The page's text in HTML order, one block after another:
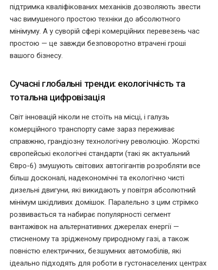
підтримка кваліфікованих механіків дозволяють звести
час вимушеного простою техніки до абсолютного
мінімуму. А у суворій сфері комерційних перевезень час
простою — це завжди безповоротно втрачені гроші
вашого бізнесу.
Сучасні глобальні тренди: екологічність та
тотальна цифровізація
Світ інновацій ніколи не стоїть на місці, і галузь
комерційного транспорту саме зараз переживає
справжню, грандіозну технологічну революцію. Жорсткі
європейські екологічні стандарти (такі як актуальний
Євро-6) змушують світових автогігантів розробляти все
більш досконалі, надекономічні та екологічно чисті
дизельні двигуни, які викидають у повітря абсолютний
мінімум шкідливих домішок. Паралельно з цим стрімко
розвивається та набирає популярності сегмент
вантажівок на альтернативних джерелах енергії —
стисненому та зрідженому природному газі, а також
повністю електричних, безшумних автомобілів, які
ідеально підходять для роботи в густонаселених центрах